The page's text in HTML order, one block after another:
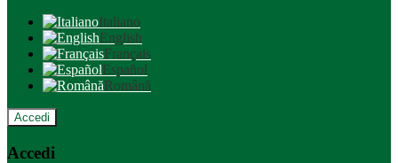
Italiano
English
Français
Español
Română
Accedi
Accedi